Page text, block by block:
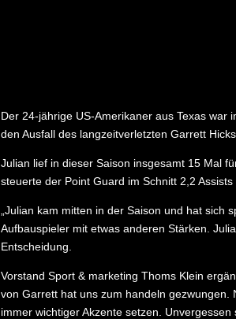
Der 24-jährige US-Amerikaner aus Texas war
den Ausfall des langzeitverletzten Garrett
Julian lief in dieser Saison insgesamt 15 Mal
steuerte der Point Guard im Schnitt 2,2 Assists
„Julian kam mitten in der Saison und hat
Aufbauspieler mit etwas anderen Stärken.
Entscheidung.
Vorstand Sport & marketing Thoms Klein
von Garrett hat uns zum handeln
immer wichtiger Akzente setzen.